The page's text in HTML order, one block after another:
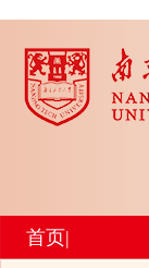
首页|